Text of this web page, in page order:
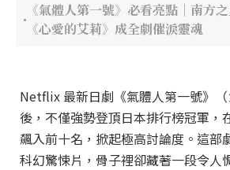
《氣體人第一號》必看亮點｜南方
《心愛的艾莉》成全劇催淚靈魂
Netflix 最新日劇《氣體人第一號》
後，不僅強勢登頂日本排行榜冠軍，
飆入前十名，掀起極高討論度。這部
科幻驚悚片，骨子裡卻藏著一段令人